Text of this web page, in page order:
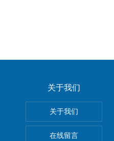
关于我们
关于我们
在线留言